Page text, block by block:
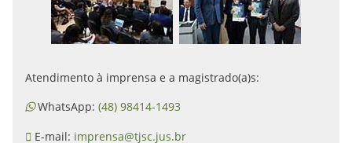
Atendimento à imprensa e a magistrado(a)s:
WhatsApp: (48) 98414-1493
E-mail: imprensa@tjsc.jus.br